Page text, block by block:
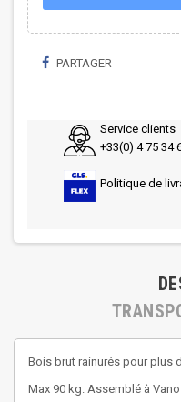
PARTAGER
Service clients
+33(0) 4 75 34
Politique de
Bois brut rainurés pour plus
Max 90 kg. Assemblé à